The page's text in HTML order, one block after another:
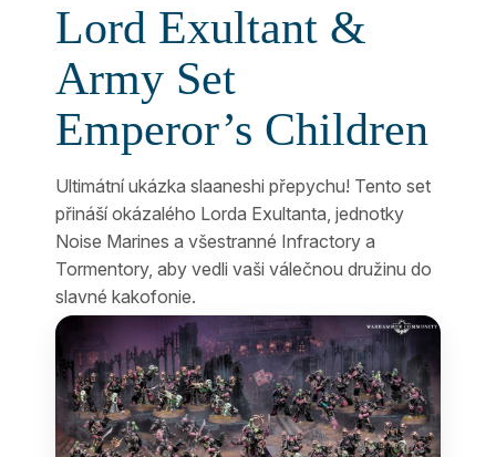
Lord Exultant &
Army Set
Emperor’s Children
Ultimátní ukázka slaaneshi přepychu! Tento set
přináší okázalého Lorda Exultanta, jednotky
Noise Marines a všestranné Infractory a
Tormentory, aby vedli vaši válečnou družinu do
slavné kakofonie.